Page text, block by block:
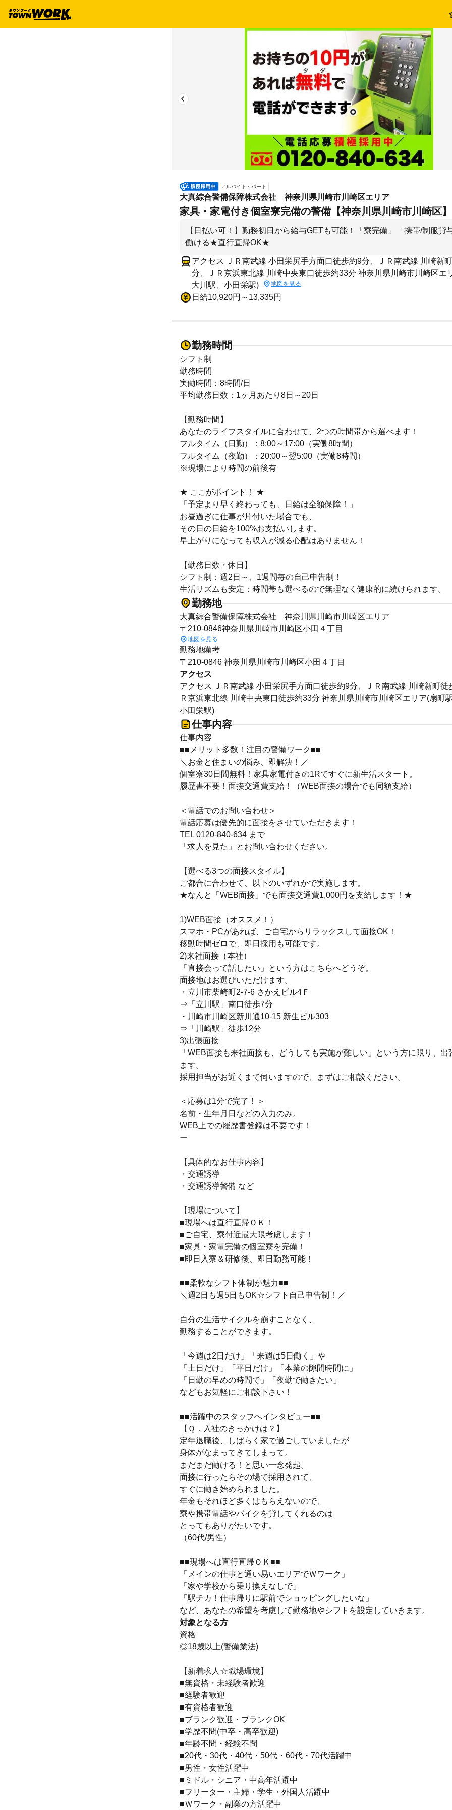
アルバイト・パート
大真綜合警備保障株式会社 神奈川県川崎市川崎区エリア
家具・家電付き個室寮完備の警備【神奈川県川崎市川崎区】
【日払い可！】勤務初日から給与GETも可能！「寮完備」「携帯/制服貸
働ける★直行直帰OK★
アクセス ＪＲ南武線 小田栄尻手方面口徒歩約9分、ＪＲ南武線 川崎新
分、ＪＲ京浜東北線 川崎中央東口徒歩約33分 神奈川県川崎市川崎区エ
大川駅、小田栄駅)
地図を見る
日給10,920円～13,335円
勤務時間
シフト制
勤務時間
実働時間：8時間/日
平均勤務日数：1ヶ月あたり8日～20日
【勤務時間】
あなたのライフスタイルに合わせて、2つの時間帯から選べます！
フルタイム（日勤）：8:00～17:00（実働8時間）
フルタイム（夜勤）：20:00～翌5:00（実働8時間）
※現場により時間の前後有
★ ここがポイント！ ★
「予定より早く終わっても、日給は全額保障！」
お昼過ぎに仕事が片付いた場合でも、
その日の日給を100%お支払いします。
早上がりになっても収入が減る心配はありません！
【勤務日数・休日】
シフト制：週2日～、1週間毎の自己申告制！
生活リズムも安定：時間帯も選べるので無理なく健康的に続けられます。
勤務地
大真綜合警備保障株式会社 神奈川県川崎市川崎区エリア
〒210-0846神奈川県川崎市川崎区小田４丁目
地図を見る
勤務地備考
〒210-0846 神奈川県川崎市川崎区小田４丁目
アクセス
アクセス ＪＲ南武線 小田栄尻手方面口徒歩約9分、ＪＲ南武線 川崎新町徒
Ｒ京浜東北線 川崎中央東口徒歩約33分 神奈川県川崎市川崎区エリア(扇町
小田栄駅)
仕事内容
仕事内容
■■メリット多数！注目の警備ワーク■■
＼お金と住まいの悩み、即解決！／
個室寮30日間無料！家具家電付きの1Rですぐに新生活スタート。
履歴書不要！面接交通費支給！（WEB面接の場合でも同額支給）
＜電話でのお問い合わせ＞
電話応募は優先的に面接をさせていただきます！
TEL 0120-840-634 まで
「求人を見た」とお問い合わせください。
【選べる3つの面接スタイル】
ご都合に合わせて、以下のいずれかで実施します。
★なんと「WEB面接」でも面接交通費1,000円を支給します！★
1)WEB面接（オススメ！）
スマホ・PCがあれば、ご自宅からリラックスして面接OK！
移動時間ゼロで、即日採用も可能です。
2)来社面接（本社）
「直接会って話したい」という方はこちらへどうぞ。
面接地はお選びいただけます。
・立川市柴崎町2-7-6 さかえビル4Ｆ
⇒「立川駅」南口徒歩7分
・川崎市川崎区新川通10-15 新生ビル303
⇒「川崎駅」徒歩12分
3)出張面接
「WEB面接も来社面接も、どうしても実施が難しい」という方に限り、出
ます。
採用担当がお近くまで伺いますので、まずはご相談ください。
＜応募は1分で完了！＞
名前・生年月日などの入力のみ。
WEB上での履歴書登録は不要です！
ー
【具体的なお仕事内容】
・交通誘導
・交通誘導警備 など
【現場について】
■現場へは直行直帰ＯＫ！
■ご自宅、寮付近最大限考慮します！
■家具・家電完備の個室寮を完備！
■即日入寮＆研修後、即日勤務可能！
■■柔軟なシフト体制が魅力■■
＼週2日も週5日もOK☆シフト自己申告制！／
自分の生活サイクルを崩すことなく、
勤務することができます。
「今週は2日だけ」「来週は5日働く」や
「土日だけ」「平日だけ」「本業の隙間時間に」
「日勤の早めの時間で」「夜勤で働きたい」
などもお気軽にご相談下さい！
■■活躍中のスタッフへインタビュー■■
【Ｑ．入社のきっかけは？】
定年退職後、しばらく家で過ごしていましたが
身体がなまってきてしまって。
まだまだ働ける！と思い一念発起。
面接に行ったらその場で採用されて、
すぐに働き始められました。
年金もそれほど多くはもらえないので、
寮や携帯電話やバイクを貸してくれるのは
とってもありがたいです。
（60代/男性）
■■現場へは直行直帰ＯＫ■■
「メインの仕事と通い易いエリアでＷワーク」
「家や学校から乗り換えなしで」
「駅チカ！仕事帰りに駅前でショッピングしたいな」
など、あなたの希望を考慮して勤務地やシフトを設定していきます。
対象となる方
資格
◎18歳以上(警備業法)
【新着求人☆職場環境】
■無資格・未経験者歓迎
■経験者歓迎
■有資格者歓迎
■ブランク歓迎・ブランクOK
■学歴不問(中卒・高卒歓迎)
■年齢不問・経験不問
■20代・30代・40代・50代・60代・70代活躍中
■男性・女性活躍中
■ミドル・シニア・中高年活躍中
■フリーター・主婦・学生・外国人活躍中
■Ｗワーク・副業の方活躍中